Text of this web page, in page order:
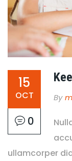
15
OCT
0
By
ullamcorper